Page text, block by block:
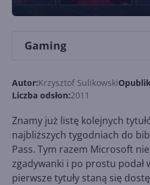
Gaming
Autor:Krzysztof Sulikowski
Liczba odsłon:2011
Znamy już listę kolejnych
najbliższych tygodniach do
Pass. Tym razem Microsoft
zgadywanki i po prostu podał
pierwsze tytuły staną się